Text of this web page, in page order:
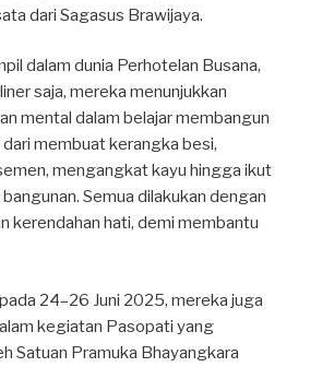
dari Sagasus Brawijaya.
dalam dunia Perhotelan Busana,
saja, mereka menunjukkan
mental dalam belajar membangun
dari membuat kerangka besi,
mengangkat kayu hingga ikut
Semua dilakukan dengan
kerendahan hati, demi membantu
24–26 Juni 2025, mereka juga
kegiatan Pasopati yang
Satuan Pramuka Bhayangkara